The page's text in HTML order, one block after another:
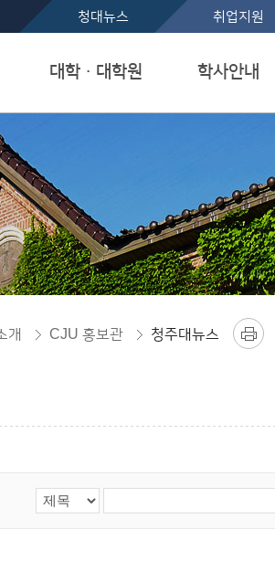
본문 바로가기청대뉴스 취업지원
대학ㆍ대학원 학사안내
개 CJU 홍보관 청주대뉴스